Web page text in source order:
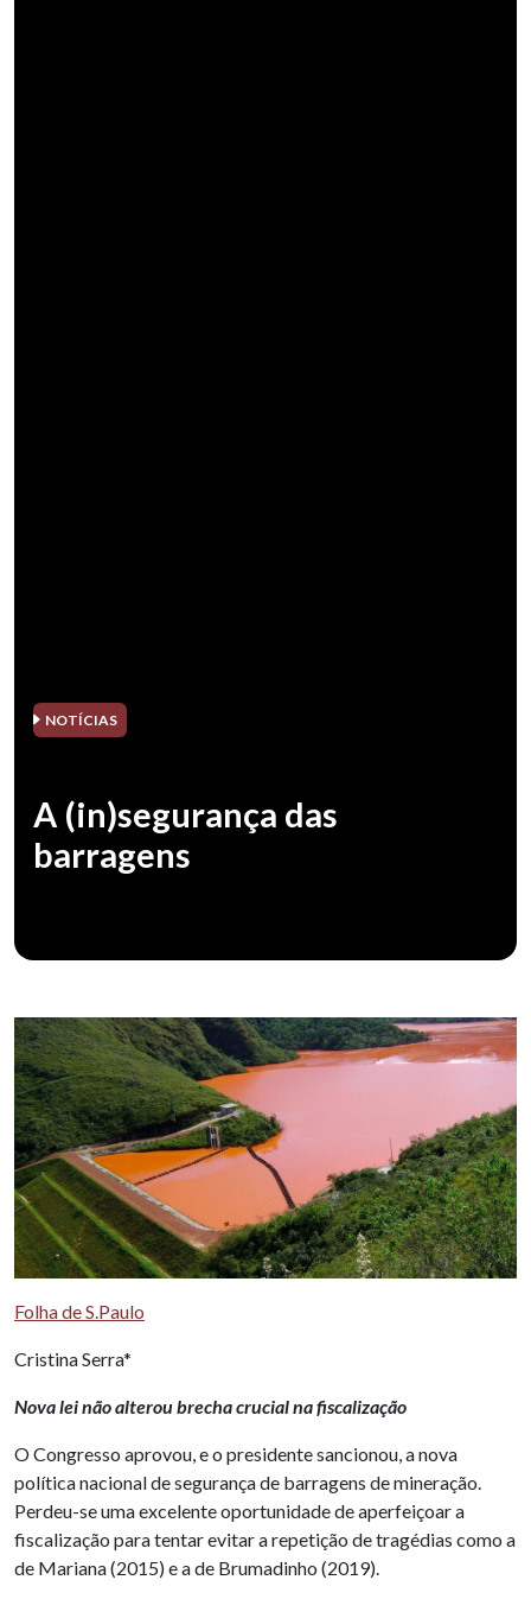
NOTÍCIAS
A (in)segurança das
barragens
Folha de S.Paulo
Cristina Serra*
Nova lei não alterou brecha crucial na fiscalização
O Congresso aprovou, e o presidente sancionou, a nova
política nacional de segurança de barragens de mineração.
Perdeu-se uma excelente oportunidade de aperfeiçoar a
fiscalização para tentar evitar a repetição de tragédias como a
de Mariana (2015) e a de Brumadinho (2019).